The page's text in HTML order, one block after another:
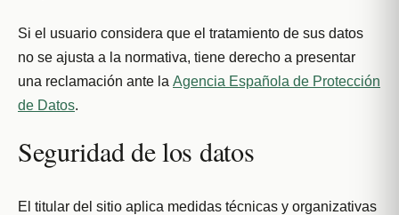
Si el usuario considera que el tratamiento de sus datos
no se ajusta a la normativa, tiene derecho a presentar
una reclamación ante la Agencia Española de Protección
de Datos.
Seguridad de los datos
El titular del sitio aplica medidas técnicas y organizativas